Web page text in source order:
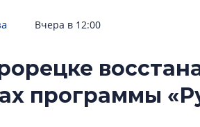
Вчера в 12:00
программы